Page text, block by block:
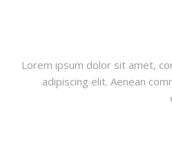
Lorem ipsum dolor sit amet,
adipiscing elit. Aenean